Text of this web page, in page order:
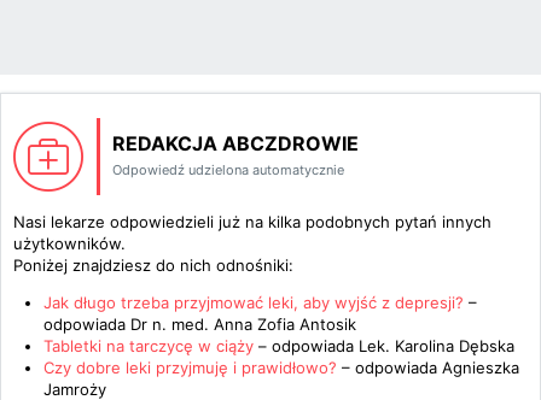
REDAKCJA ABCZDROWIE
Odpowiedź udzielona automatycznie
Nasi lekarze odpowiedzieli już na kilka podobnych pytań innych
użytkowników.
Poniżej znajdziesz do nich odnośniki:
Jak długo trzeba przyjmować leki, aby wyjść z depresji? –
odpowiada Dr n. med. Anna Zofia Antosik
Tabletki na tarczycę w ciąży – odpowiada Lek. Karolina Dębska
Czy dobre leki przyjmuję i prawidłowo? – odpowiada Agnieszka
Jamroży